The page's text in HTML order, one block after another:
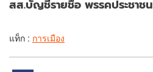
สส.บัญชีรายชื่อ พรรคประชาชน
แท็ก : การเมือง